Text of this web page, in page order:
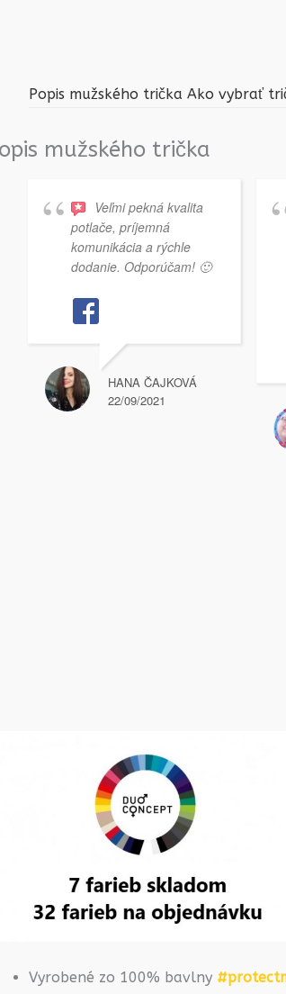
Popis mužského trička Ako vybrať
mužského trička
Veľmi pekná kvalita
potlače, príjemná
komunikácia a rýchle
dodanie. Odporúčam! 🙂
HANA ČAJKOVÁ
22/09/2021
Vyrobené zo 100% bavlny